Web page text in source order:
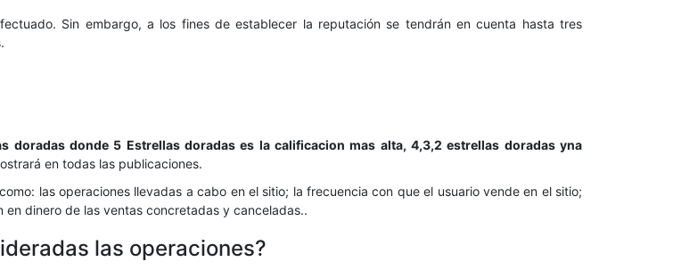
Sin embargo, a los fines de establecer la reputación se tendrán en cuenta hasta tres
doradasdonde 5 Estrellas doradas es la calificacion mas alta, 4,3,2 estrellas doradas yna
en todas las publicaciones.
las operaciones llevadas a cabo en el sitio; la frecuencia con que el usuario vende en el sitio;
dinero de las ventas concretadas y canceladas..
las operaciones?